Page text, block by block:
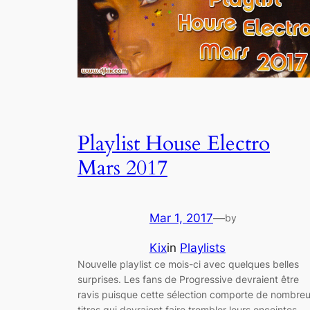
Playlist House Electro
Mars 2017
Mar 1, 2017—by
Kixin Playlists
Nouvelle playlist ce mois-ci avec quelques belles
surprises. Les fans de Progressive devraient être
ravis puisque cette sélection comporte de